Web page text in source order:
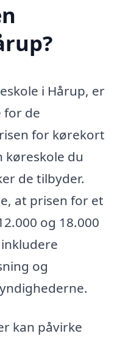
i Hårup, er
for de
for kørekort
køreskole du
de tilbyder.
at prisen for et
og 18.000
og
kan påvirke